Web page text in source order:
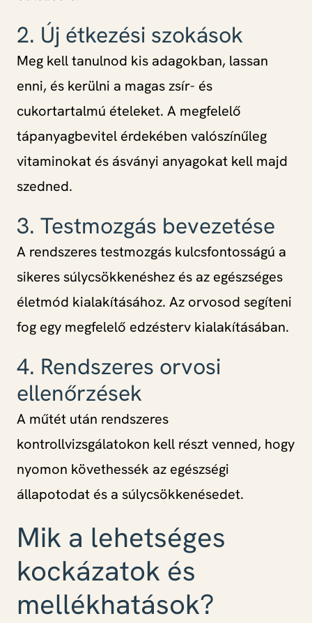
2. Új étkezési szokások
Meg kell tanulnod kis adagokban, lassan
enni, és kerülni a magas zsír- és
cukortartalmú ételeket. A megfelelő
tápanyagbevitel érdekében valószínűleg
vitaminokat és ásványi anyagokat kell majd
szedned.
3. Testmozgás bevezetése
A rendszeres testmozgás kulcsfontosságú a
sikeres súlycsökkenéshez és az egészséges
életmód kialakításához. Az orvosod segíteni
fog egy megfelelő edzésterv kialakításában.
4. Rendszeres orvosi
ellenőrzések
A műtét után rendszeres
kontrollvizsgálatokon kell részt venned, hogy
nyomon követhessék az egészségi
állapotodat és a súlycsökkenésedet.
Mik a lehetséges
kockázatok és
mellékhatások?